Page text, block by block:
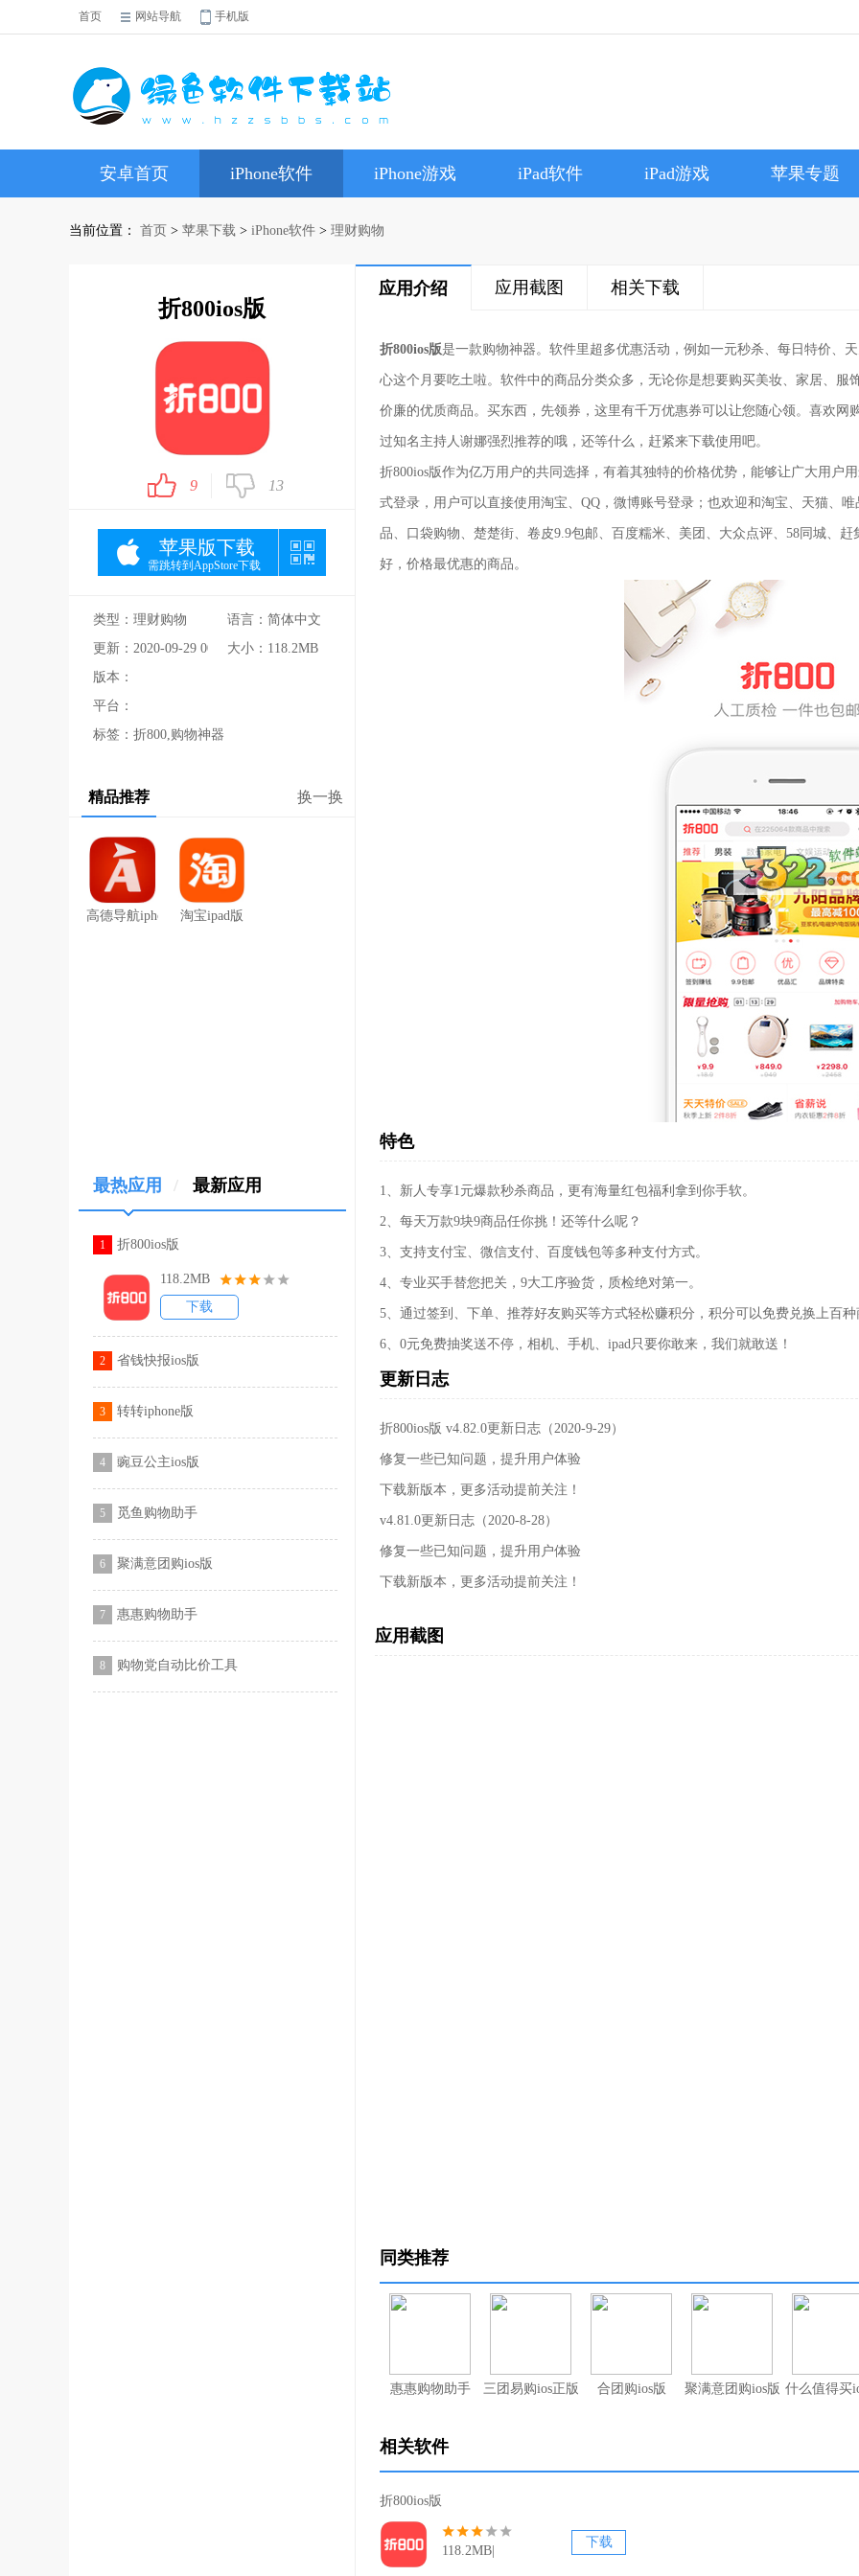
首页 网站导航 手机版
安卓首页 iPhone软件 iPhone游戏 iPad软件 iPad游戏 苹果专题
当前位置： 首页 > 苹果下载 > iPhone软件 > 理财购物
折800ios版
9 13
苹果版下载
需跳转到AppStore下载
类型：理财购物
语言：简体中文
更新：2020-09-29 00:00:00大小：118.2MB
版本：
平台：
标签：折800,购物神器
精品推荐 换一换
高德导航iphone版淘宝ipad版
最热应用 / 最新应用
1 折800ios版
118.2MB
下载
2 省钱快报ios版
3 转转iphone版
4 豌豆公主ios版
5 觅鱼购物助手
6 聚满意团购ios版
7 惠惠购物助手
8 购物党自动比价工具
应用介绍 应用截图 相关下载
折800ios版是一款购物神器。软件里超多优惠活动，例如一元秒杀、每日特价、
心这个月要吃土啦。软件中的商品分类众多，无论你是想要购买美妆、家居、服
价廉的优质商品。买东西，先领券，这里有千万优惠券可以让您随心领。喜欢网
过知名主持人谢娜强烈推荐的哦，还等什么，赶紧来下载使用吧。
折800ios版作为亿万用户的共同选择，有着其独特的价格优势，能够让广大用户
式登录，用户可以直接使用淘宝、QQ，微博账号登录；也欢迎和淘宝、天猫、
品、口袋购物、楚楚街、卷皮9.9包邮、百度糯米、美团、大众点评、58同城、
好，价格最优惠的商品。
特色
1、新人专享1元爆款秒杀商品，更有海量红包福利拿到你手软。
2、每天万款9块9商品任你挑！还等什么呢？
3、支持支付宝、微信支付、百度钱包等多种支付方式。
4、专业买手替您把关，9大工序验货，质检绝对第一。
5、通过签到、下单、推荐好友购买等方式轻松赚积分，积分可以免费兑换上百
6、0元免费抽奖送不停，相机、手机、ipad只要你敢来，我们就敢送！
更新日志
折800ios版 v4.82.0更新日志（2020-9-29）
修复一些已知问题，提升用户体验
下载新版本，更多活动提前关注！
v4.81.0更新日志（2020-8-28）
修复一些已知问题，提升用户体验
下载新版本，更多活动提前关注！
应用截图
同类推荐
惠惠购物助手 三团易购ios正版软件合团购ios版 聚满意团购ios版 什么值得买
相关软件
折800ios版
118.2MB|
下载